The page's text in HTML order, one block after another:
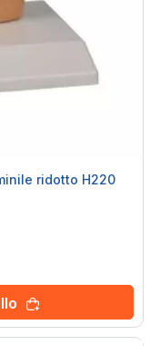
ridotto H220